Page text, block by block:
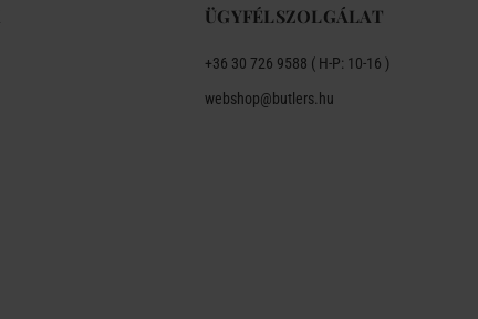
ÜGYFÉLSZOLGÁLAT
+36 30 726 9588 ( H-P: 10-16 )
webshop@butlers.hu